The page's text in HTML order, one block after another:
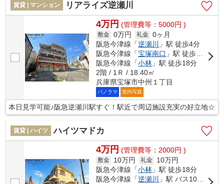
賃貸 | マンション リアライズ逆瀬川
4万円 (管理費等：5000円 )
敷金 0万円 礼金 0ヶ月
阪急今津線「逆瀬川
」駅 徒歩4分
阪急今津線「宝塚南口 」駅 徒歩10分
阪急今津線「小林 」駅 徒歩18分
2階 / 1Ｒ / 18.40㎡
兵庫県宝塚市中州１丁目
パノラマ 室内写真
本日見学可能♪阪急逆瀬川駅すぐ！駅近で周辺施設充実の好立地☆
賃貸 | ハイツ ハイツマドカ
4万円 (管理費等：2000円 )
敷金 10万円 礼金
10万円
阪急今津線「小林 」駅 徒歩18分
阪急今津線「逆瀬川
」駅 バス10分 「御所前（兵庫県）」 停歩5分